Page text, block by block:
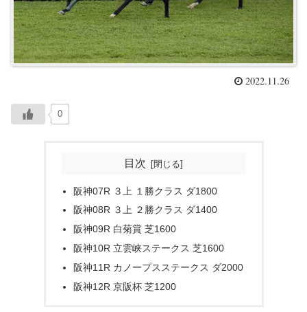
2022.11.26
0
目次
阪神07R ３上 １勝クラス ダ1800
阪神08R ３上 ２勝クラス ダ1400
阪神09R 白菊賞 芝1600
阪神10R 立雲峡ステークス 芝1600
阪神11R カノープスステークス ダ2000
阪神12R 京阪杯 芝1200